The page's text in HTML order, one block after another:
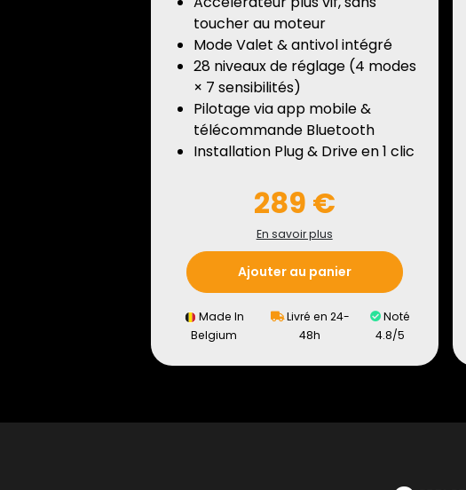
toucher au moteur
Mode Valet & antivol intégré
28 niveaux de réglage (4 modes
× 7 sensibilités)
Pilotage via app mobile &
télécommande Bluetooth
Installation Plug & Drive en 1 clic
289 €
En savoir plus
Ajouter au panier
Made In
Belgium
Livré en 24-
48h
Noté
4.8/5